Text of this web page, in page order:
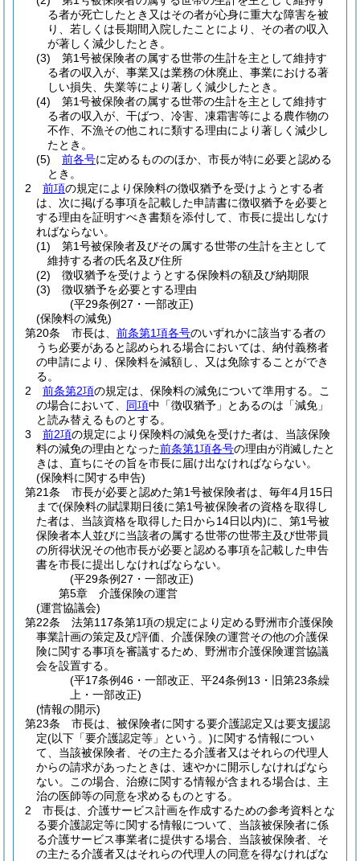
る者が死亡したとき又はその者が心身に重大な障害を被
り、若しくは長期間入院したことにより、その者の収入
が著しく減少したとき。
(3)
第1号被保険者の属する世帯の生計を主として維持す
る者の収入が、事業又は業務の休廃止、事業における著
しい損失、失業等により著しく減少したとき。
(4)
第1号被保険者の属する世帯の生計を主として維持す
る者の収入が、干ばつ、冷害、凍霜害等による農作物の
不作、不漁その他これに類する理由により著しく減少し
たとき。
(5)
前各号に定めるもののほか、市長が特に必要と認める
とき。
2
前項の規定により保険料の徴収猶予を受けようとする者
は、次に掲げる事項を記載した申請書に徴収猶予を必要と
する理由を証明すべき書類を添付して、市長に提出しなけ
ればならない。
(1)
第1号被保険者及びその属する世帯の生計を主として
維持する者の氏名及び住所
(2)
徴収猶予を受けようとする保険料の額及び納期限
(3)
徴収猶予を必要とする理由
(平29条例27・一部改正)
(保険料の減免)
第20条
市長は、 前条第1項各号のいずれかに該当する者の
うち必要があると認められる場合においては、納付義務者
の申請により、保険料を減額し、又は免除することができ
る。
2
前条第2項の規定は、保険料の減免について準用する。
こ
の場合において、 同項中「徴収猶予」とあるのは「減免」
と読み替えるものとする。
3
前2項の規定により保険料の減免を受けた者は、当該保険
料の減免の理由となった前条第1項各号の理由が消滅したと
きは、直ちにその旨を市長に届け出なければならない。
(保険料に関する申告)
第21条
市長が必要と認めた第1号被保険者は、毎年4月15日
まで(保険料の賦課期日後に第1号被保険者の資格を取得し
た者は、当該資格を取得した日から14日以内)に、第1号被
保険者本人並びに当該者の属する世帯の世帯主及び世帯員
の所得状況その他市長が必要と認める事項を記載した申告
書を市長に提出しなければならない。
(平29条例27・一部改正)
第5章
介護保険の運営
(運営協議会)
第22条
法第117条第1項の規定により定める野洲市介護保険
事業計画の策定及び評価、介護保険の運営その他の介護保
険に関する事項を審議するため、野洲市介護保険運営協議
会を設置する。
(平17条例46・一部改正、平24条例13・旧第23条繰
上・一部改正)
(情報の開示)
第23条
市長は、被保険者に関する要介護認定又は要支援認
定(以下「要介護認定等」という。)に関する情報につい
て、当該被保険者、その主たる介護者又はそれらの代理人
からの請求があったときは、速やかに開示しなければなら
ない。
この場合、治療に関する情報が含まれる場合は、主
治の医師等の同意を求めるものとする。
2
市長は、介護サービス計画を作成するための参考資料とな
る要介護認定等に関する情報について、当該被保険者に係
る介護サービス事業者に提供する場合、当該被保険者、そ
の主たる介護者又はそれらの代理人の同意を得なければな